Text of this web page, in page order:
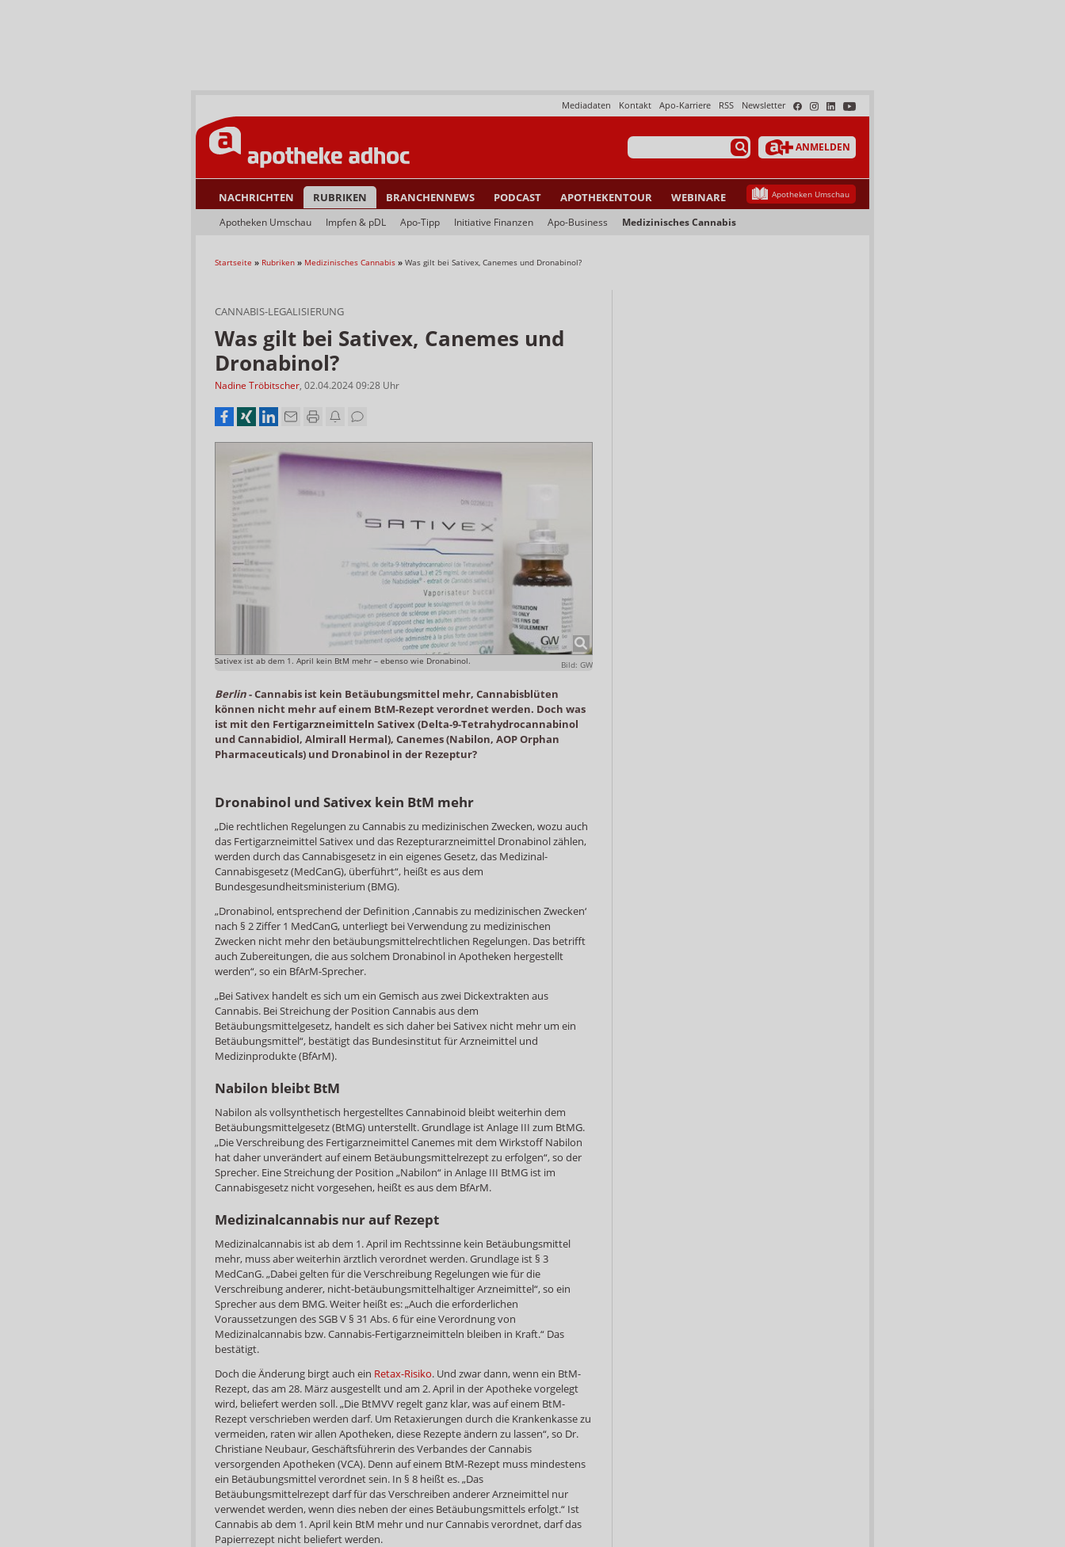
Newsletter
RSS
Apo-Karriere
Kontakt
Mediadaten
ANMELDEN
NACHRICHTEN RUBRIKEN BRANCHENNEWS PODCAST APOTHEKENTOUR WEBINARE Apotheken Umschau
Apotheken Umschau Impfen & pDL Apo-Tipp Initiative Finanzen Apo-Business Medizinisches Cannabis
Startseite » Rubriken » Medizinisches Cannabis » Was gilt bei Sativex, Canemes und Dronabinol?
CANNABIS-LEGALISIERUNG
Was gilt bei Sativex, Canemes und
Dronabinol?
Nadine Tröbitscher, 02.04.2024 09:28 Uhr
Sativex ist ab dem 1. April kein BtM mehr – ebenso wie Dronabinol. Bild: GW
Berlin-Cannabis ist kein Betäubungsmittel mehr, Cannabisblüten
können nicht mehr auf einem BtM-Rezept verordnet werden. Doch was
ist mit den Fertigarzneimitteln Sativex (Delta-9-Tetrahydrocannabinol
und Cannabidiol, Almirall Hermal), Canemes (Nabilon, AOP Orphan
Pharmaceuticals) und Dronabinol in der Rezeptur?
Dronabinol und Sativex kein BtM mehr
„Die rechtlichen Regelungen zu Cannabis zu medizinischen Zwecken, wozu auch
das Fertigarzneimittel Sativex und das Rezepturarzneimittel Dronabinol zählen,
werden durch das Cannabisgesetz in ein eigenes Gesetz, das Medizinal-
Cannabisgesetz (MedCanG), überführt“, heißt es aus dem
Bundesgesundheitsministerium (BMG).
„Dronabinol, entsprechend der Definition ‚Cannabis zu medizinischen Zwecken‘
nach § 2 Ziffer 1 MedCanG, unterliegt bei Verwendung zu medizinischen
Zwecken nicht mehr den betäubungsmittelrechtlichen Regelungen. Das betrifft
auch Zubereitungen, die aus solchem Dronabinol in Apotheken hergestellt
werden“, so ein BfArM-Sprecher.
„Bei Sativex handelt es sich um ein Gemisch aus zwei Dickextrakten aus
Cannabis. Bei Streichung der Position Cannabis aus dem
Betäubungsmittelgesetz, handelt es sich daher bei Sativex nicht mehr um ein
Betäubungsmittel“, bestätigt das Bundesinstitut für Arzneimittel und
Medizinprodukte (BfArM).
Nabilon bleibt BtM
Nabilon als vollsynthetisch hergestelltes Cannabinoid bleibt weiterhin dem
Betäubungsmittelgesetz (BtMG) unterstellt. Grundlage ist Anlage III zum BtMG.
„Die Verschreibung des Fertigarzneimittel Canemes mit dem Wirkstoff Nabilon
hat daher unverändert auf einem Betäubungsmittelrezept zu erfolgen“, so der
Sprecher. Eine Streichung der Position „Nabilon“ in Anlage III BtMG ist im
Cannabisgesetz nicht vorgesehen, heißt es aus dem BfArM.
Medizinalcannabis nur auf Rezept
Medizinalcannabis ist ab dem 1. April im Rechtssinne kein Betäubungsmittel
mehr, muss aber weiterhin ärztlich verordnet werden. Grundlage ist § 3
MedCanG. „Dabei gelten für die Verschreibung Regelungen wie für die
Verschreibung anderer, nicht-betäubungsmittelhaltiger Arzneimittel“, so ein
Sprecher aus dem BMG. Weiter heißt es: „Auch die erforderlichen
Voraussetzungen des SGB V § 31 Abs. 6 für eine Verordnung von
Medizinalcannabis bzw. Cannabis-Fertigarzneimitteln bleiben in Kraft.“ Das
bestätigt.
Doch die Änderung birgt auch ein Retax-Risiko. Und zwar dann, wenn ein BtM-
Rezept, das am 28. März ausgestellt und am 2. April in der Apotheke vorgelegt
wird, beliefert werden soll. „Die BtMVV regelt ganz klar, was auf einem BtM-
Rezept verschrieben werden darf. Um Retaxierungen durch die Krankenkasse zu
vermeiden, raten wir allen Apotheken, diese Rezepte ändern zu lassen“, so Dr.
Christiane Neubaur, Geschäftsführerin des Verbandes der Cannabis
versorgenden Apotheken (VCA). Denn auf einem BtM-Rezept muss mindestens
ein Betäubungsmittel verordnet sein. In § 8 heißt es. „Das
Betäubungsmittelrezept darf für das Verschreiben anderer Arzneimittel nur
verwendet werden, wenn dies neben der eines Betäubungsmittels erfolgt.“ Ist
Cannabis ab dem 1. April kein BtM mehr und nur Cannabis verordnet, darf das
Papierrezept nicht beliefert werden.